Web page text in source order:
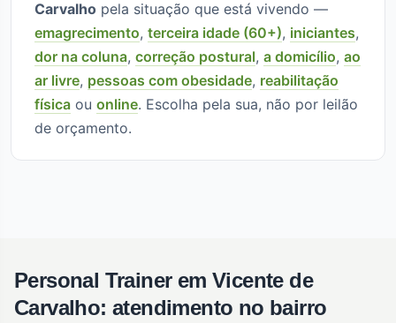
Carvalho pela situação que está vivendo —
emagrecimento, terceira idade (60+), iniciantes,
dor na coluna, correção postural, a domicílio, ao
ar livre, pessoas com obesidade, reabilitação
física ou online. Escolha pela sua, não por leilão
de orçamento.
Personal Trainer em Vicente de
Carvalho: atendimento no bairro